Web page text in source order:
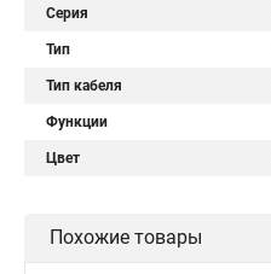
Серия
Тип
Тип кабеля
Функции
Цвет
Похожие товары